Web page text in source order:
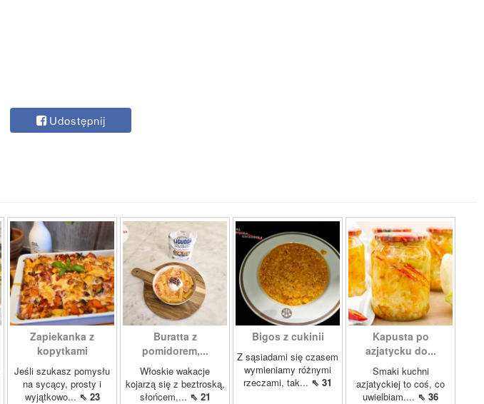
Udostępnij
Zapiekanka z
kopytkami
Jeśli szukasz pomysłu
na sycący, prosty i
wyjątkowo... ⇖ 23
Buratta z
pomidorem,...
Włoskie wakacje
kojarzą się z beztroską,
słońcem,... ⇖ 21
Bigos z cukinii
Z sąsiadami się czasem
wymieniamy różnymi
rzeczami, tak... ⇖ 31
Kapusta po
azjatycku do...
Smaki kuchni
azjatyckiej to coś, co
uwielbiam.... ⇖ 36